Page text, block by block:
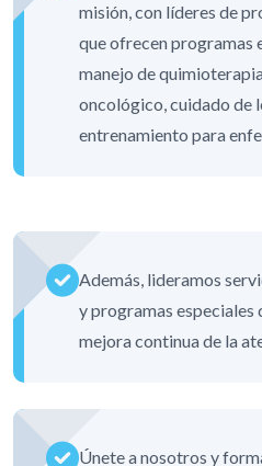
misión, con líderes de
que ofrecen programas
manejo de
oncológico, cuidado de
entrenamiento para
Además, lideramos
y programas especiales
mejora continua de la
Únete a nosotros y